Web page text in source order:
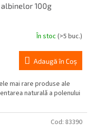
100g
În stoc (>5 buc.)
Adaugă în Coş
mai rare produse ale
naturală a polenului
Cod: 83390